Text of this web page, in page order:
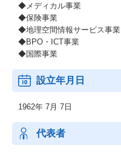
◆メディカル事業
◆保険事業
◆地理空間情報サービス事業
◆BPO・ICT事業
◆国際事業
設立年月日
1962年 7月 7日
代表者